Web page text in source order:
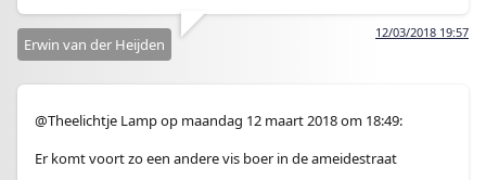
12/03/2018 19:57
Erwin van der Heijden
@Theelichtje Lamp op maandag 12 maart 2018 om 18:49:
Er komt voort zo een andere vis boer in de ameidestraat